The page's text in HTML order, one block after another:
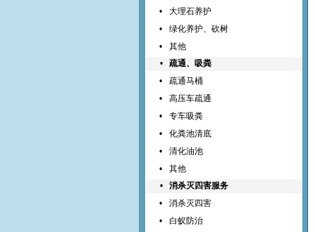
•
大理石养护
•
绿化养护、砍树
•
其他
• 疏通、吸粪
•
疏通马桶
•
高压车疏通
•
专车吸粪
•
化粪池清底
•
清化油池
•
其他
• 消杀灭四害服务
•
消杀灭四害
•
白蚁防治